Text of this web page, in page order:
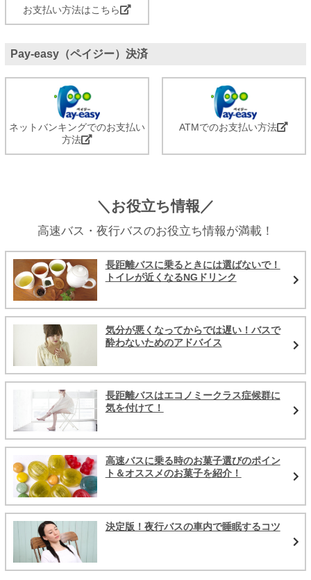
お支払い方法はこちら
Pay-easy（ペイジー）決済
ネットバンキングでのお支払い
方法
ATMでのお支払い方法
＼お役立ち情報／
高速バス・夜行バスのお役立ち情報が満載！
長距離バスに乗るときには選ばないで！
トイレが近くなるNGドリンク
気分が悪くなってからでは遅い！バスで
酔わないためのアドバイス
長距離バスはエコノミークラス症候群に
気を付けて！
高速バスに乗る時のお菓子選びのポイン
ト＆オススメのお菓子を紹介！
決定版！夜行バスの車内で睡眠するコツ